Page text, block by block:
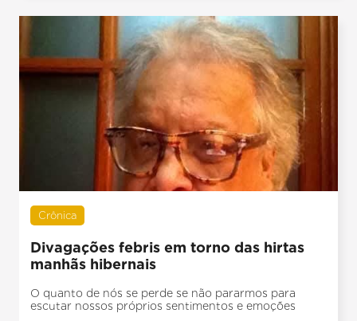
Crônica
Divagações febris em torno das hirtas
manhãs hibernais
O quanto de nós se perde se não pararmos para
escutar nossos próprios sentimentos e emoções